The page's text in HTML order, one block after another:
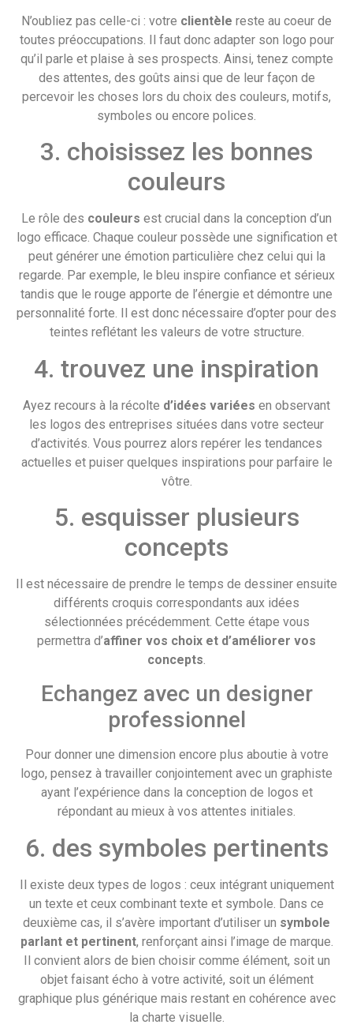
N’oubliez pas celle-ci : votre clientèle reste au coeur de
toutes préoccupations. Il faut donc adapter son logo pour
qu’il parle et plaise à ses prospects. Ainsi, tenez compte
des attentes, des goûts ainsi que de leur façon de
percevoir les choses lors du choix des couleurs, motifs,
symboles ou encore polices.
3. choisissez les bonnes
couleurs
Le rôle des couleurs est crucial dans la conception d’un
logo efficace. Chaque couleur possède une signification et
peut générer une émotion particulière chez celui qui la
regarde. Par exemple, le bleu inspire confiance et sérieux
tandis que le rouge apporte de l’énergie et démontre une
personnalité forte. Il est donc nécessaire d’opter pour des
teintes reflétant les valeurs de votre structure.
4. trouvez une inspiration
Ayez recours à la récolte d’idées variées en observant
les logos des entreprises situées dans votre secteur
d’activités. Vous pourrez alors repérer les tendances
actuelles et puiser quelques inspirations pour parfaire le
vôtre.
5. esquisser plusieurs
concepts
Il est nécessaire de prendre le temps de dessiner ensuite
différents croquis correspondants aux idées
sélectionnées précédemment. Cette étape vous
permettra d’affiner vos choix et d’améliorer vos
concepts.
Echangez avec un designer
professionnel
Pour donner une dimension encore plus aboutie à votre
logo, pensez à travailler conjointement avec un graphiste
ayant l’expérience dans la conception de logos et
répondant au mieux à vos attentes initiales.
6. des symboles pertinents
Il existe deux types de logos : ceux intégrant uniquement
un texte et ceux combinant texte et symbole. Dans ce
deuxième cas, il s’avère important d’utiliser un symbole
parlant et pertinent, renforçant ainsi l’image de marque.
Il convient alors de bien choisir comme élément, soit un
objet faisant écho à votre activité, soit un élément
graphique plus générique mais restant en cohérence avec
la charte visuelle.